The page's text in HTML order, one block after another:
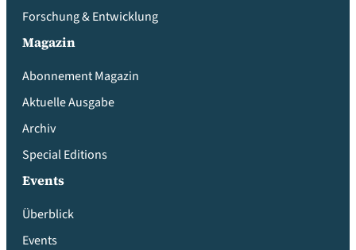
Forschung & Entwicklung
Magazin
Abonnement Magazin
Aktuelle Ausgabe
Archiv
Special Editions
Events
Überblick
Events